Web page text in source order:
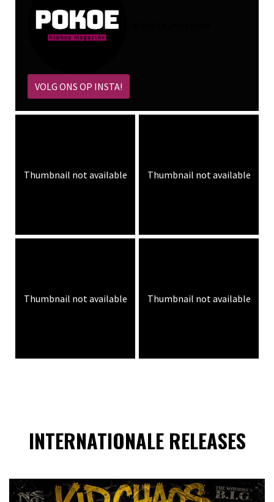
VOLG ONS OP INSTA!
Thumbnail not available Thumbnail not available
Thumbnail not available Thumbnail not available
INTERNATIONALE RELEASES